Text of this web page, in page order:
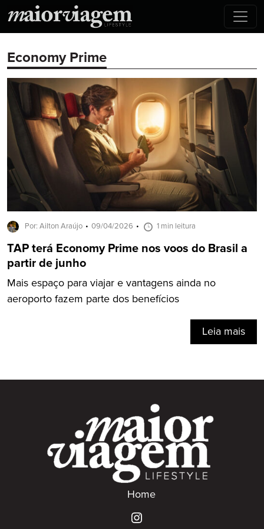
Economy Prime
Por: Ailton Araújo 09/04/2026 1 min leitura
TAP terá Economy Prime nos voos do Brasil a
partir de junho
Mais espaço para viajar e vantagens ainda no
aeroporto fazem parte dos benefícios
Leia mais
Home